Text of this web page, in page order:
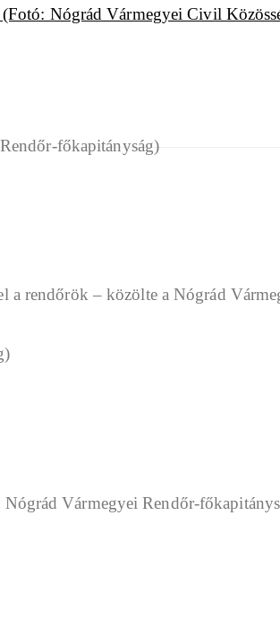
a rendőrök – közölte a Nógrád
Vármegyei Rendőr-